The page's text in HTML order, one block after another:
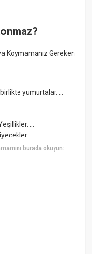
Koymamanız Gereken
birlikte yumurtalar. ...
...
burada okuyun: